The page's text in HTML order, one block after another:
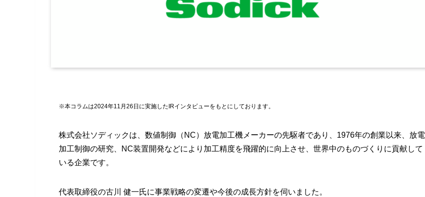
※本コラムは2024年11月26日に実施したIRインタビューをもとにしております。
株式会社ソディックは、数値制御（NC）放電加工機メーカーの先駆者であり、1976年の創業以来、放電
加工制御の研究、NC装置開発などにより加工精度を飛躍的に向上させ、世界中のものづくりに貢献して
いる企業です。
代表取締役の古川 健一氏に事業戦略の変遷や今後の成長方針を伺いました。